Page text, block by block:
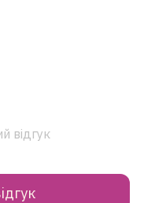
відгук